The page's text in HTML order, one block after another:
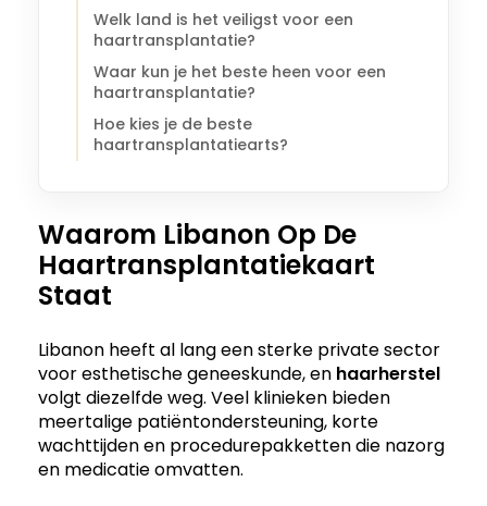
Welk land is het veiligst voor een
haartransplantatie?
Waar kun je het beste heen voor een
haartransplantatie?
Hoe kies je de beste
haartransplantatiearts?
Waarom Libanon Op De
Haartransplantatiekaart
Staat
Libanon heeft al lang een sterke private sector
voor esthetische geneeskunde, en haarherstel
volgt diezelfde weg. Veel klinieken bieden
meertalige patiëntondersteuning, korte
wachttijden en procedurepakketten die nazorg
en medicatie omvatten.